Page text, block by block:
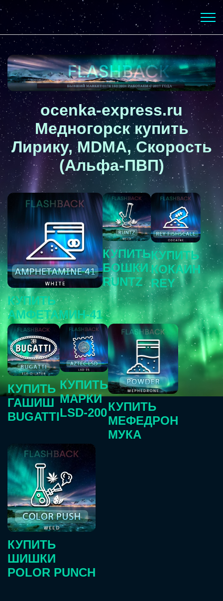
ocenka-express.ru
Медногорск купить
Лирику, MDMA, Скорость
(Альфа-ПВП)
КУПИТЬ
АМФЕТАМИН-41
КУПИТЬ
БОШКИ
RUNTZ
КУПИТЬ
КОКАИН
REY
КУПИТЬ
ГАШИШ
BUGATTI
КУПИТЬ
МАРКИ
LSD-200КУПИТЬ
МЕФЕДРОН
МУКА
КУПИТЬ
ШИШКИ
POLOR PUNCH